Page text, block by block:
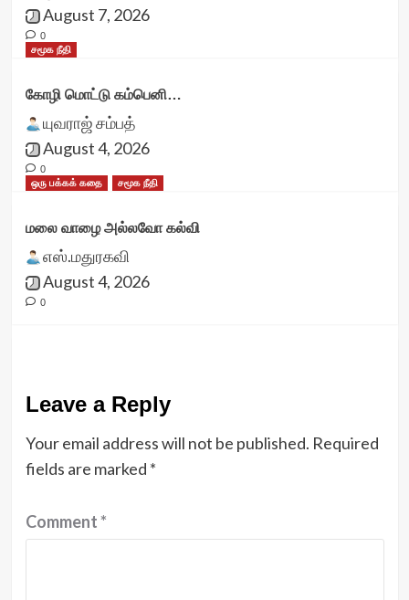
August 7, 2026
0
சமூக நீதி
கோழி மொட்டு கம்பெனி…
யுவராஜ் சம்பத்
August 4, 2026
0
ஒரு பக்கக் கதை
சமூக நீதி
மலை வாழை அல்லவோ கல்வி
எஸ்.மதுரகவி
August 4, 2026
0
Leave a Reply
Your email address will not be published. Required
fields are marked *
Comment*